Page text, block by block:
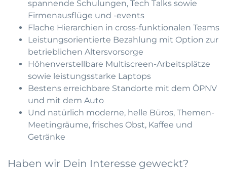
spannende Schulungen, Tech Talks sowie
Firmenausflüge und -events
Flache Hierarchien in cross-funktionalen Teams
Leistungsorientierte Bezahlung mit Option zur
betrieblichen Altersvorsorge
Höhenverstellbare Multiscreen-Arbeitsplätze
sowie leistungsstarke Laptops
Bestens erreichbare Standorte mit dem ÖPNV
und mit dem Auto
Und natürlich moderne, helle Büros, Themen-
Meetingräume, frisches Obst, Kaffee und
Getränke
Haben wir Dein Interesse geweckt?